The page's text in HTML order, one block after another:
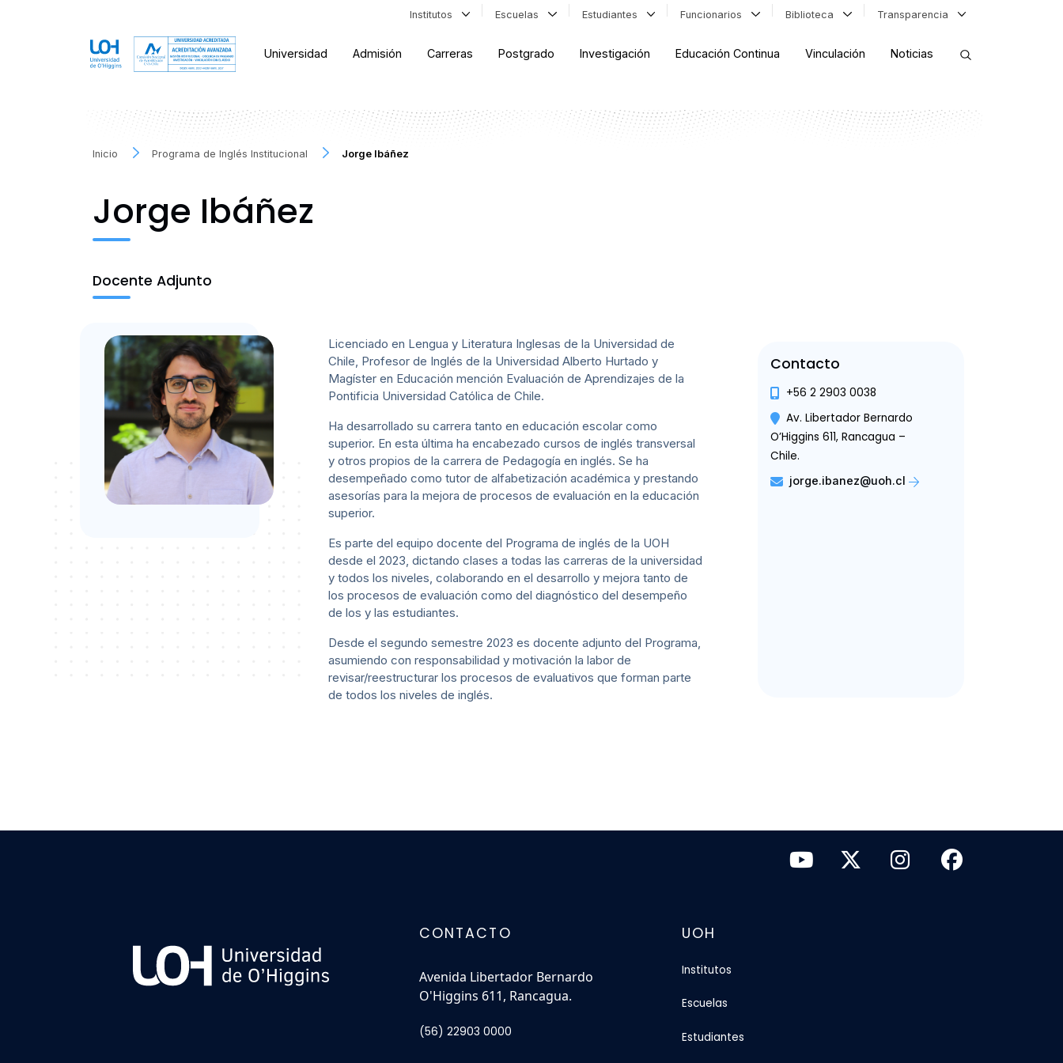
Institutos Escuelas Estudiantes Funcionarios Biblioteca Transparencia
Universidad Admisión Carreras Postgrado Investigación Educación Continua Vinculación Noticias
Inicio Programa de Inglés Institucional Jorge Ibáñez
Jorge Ibáñez
Docente Adjunto
Licenciado en Lengua y Literatura Inglesas de la Universidad de
Chile, Profesor de Inglés de la Universidad Alberto Hurtado y
Magíster en Educación mención Evaluación de Aprendizajes de la
Pontificia Universidad Católica de Chile.
Ha desarrollado su carrera tanto en educación escolar como
superior. En esta última ha encabezado cursos de inglés transversal
y otros propios de la carrera de Pedagogía en inglés. Se ha
desempeñado como tutor de alfabetización académica y prestando
asesorías para la mejora de procesos de evaluación en la educación
superior.
Es parte del equipo docente del Programa de inglés de la UOH
desde el 2023, dictando clases a todas las carreras de la universidad
y todos los niveles, colaborando en el desarrollo y mejora tanto de
los procesos de evaluación como del diagnóstico del desempeño
de los y las estudiantes.
Desde el segundo semestre 2023 es docente adjunto del Programa,
asumiendo con responsabilidad y motivación la labor de
revisar/reestructurar los procesos de evaluativos que forman parte
de todos los niveles de inglés.
Contacto
+56 2 2903 0038
Av. Libertador Bernardo
O’Higgins 611, Rancagua –
Chile.
jorge.ibanez@uoh.cl
CONTACTO
Avenida Libertador Bernardo
O'Higgins 611, Rancagua.
(56) 22903 0000
UOH
Institutos
Escuelas
Estudiantes